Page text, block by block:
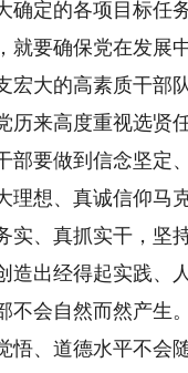
确定的各项目标任
就要确保党在发展
宏大的高素质干部队
来高度重视选贤任
部要做到信念坚定
理想、真诚信仰马
实、真抓实干，坚
造出经得起实践、
会自然而然产生。
悟、道德水平不会